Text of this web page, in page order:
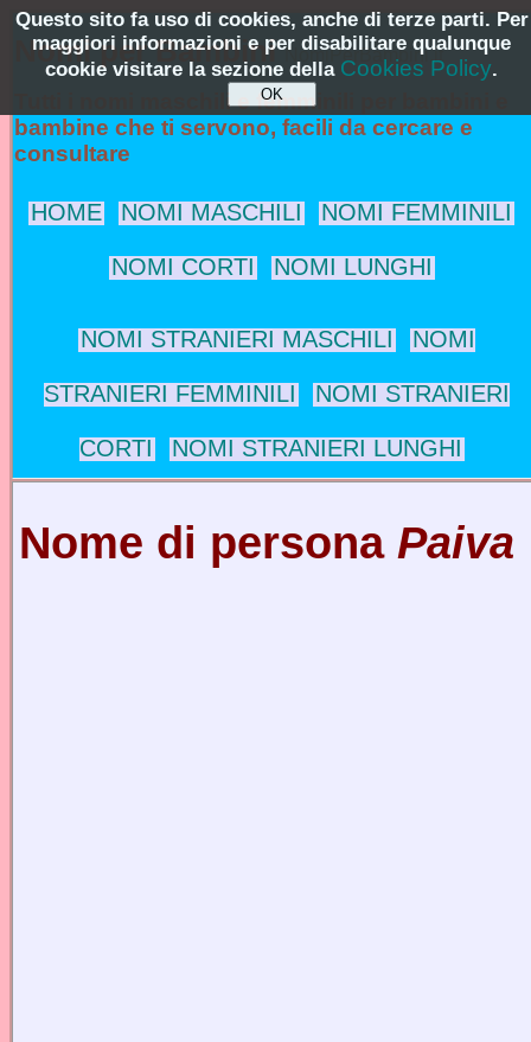
Questo sito fa uso di cookies, anche di terze parti. Per
maggiori informazioni e per disabilitare qualunque
cookie visitare la sezione della Cookies Policy.
Nomi per BambiniNomiPerBambini.it
Tutti i nomi maschili e femminili per bambini e
bambine che ti servono, facili da cercare e
consultare
HOME NOMI MASCHILI NOMI FEMMINILI
NOMI CORTI NOMI LUNGHI
NOMI STRANIERI MASCHILI NOMI
STRANIERI FEMMINILI NOMI STRANIERI
CORTI NOMI STRANIERI LUNGHI
Nome di persona Paiva